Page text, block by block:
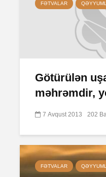
FƏTVALAR
Götürülən
məhrəmdir,
7 Avqust 2013 202
FƏTVALAR